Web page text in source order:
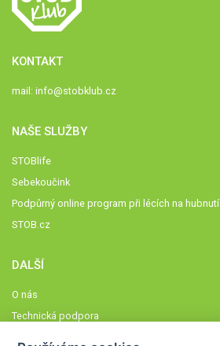
KONTAKT
mail: info@stobklub.cz
NAŠE SLUŽBY
STOBlife
Sebekoučink
Podpůrný online program při lécích na hubnutí
STOB.cz
DALŠÍ
O nás
Technická podpora